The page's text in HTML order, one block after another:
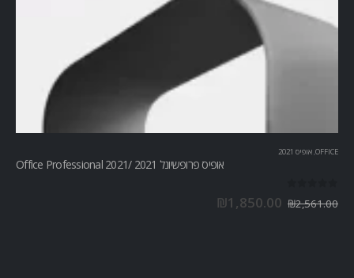
OFFICE
, אופיס 2021
אופיס פרופשיונל 2021 /Office Professional 2021
₪2,561.00
₪1,850.00